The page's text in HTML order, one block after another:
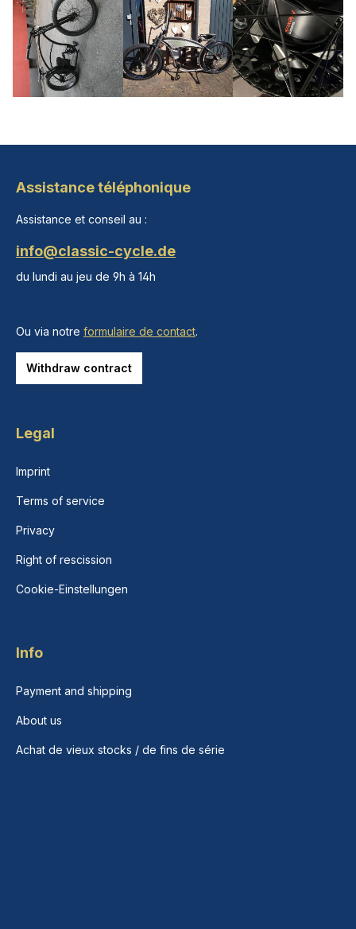
Assistance téléphonique
Assistance et conseil au :
info@classic-cycle.de
du lundi au jeu de 9h à 14h
Ou via notre formulaire de contact.
Withdraw contract
Legal
Imprint
Terms of service
Privacy
Right of rescission
Cookie-Einstellungen
Info
Payment and shipping
About us
Achat de vieux stocks / de fins de série